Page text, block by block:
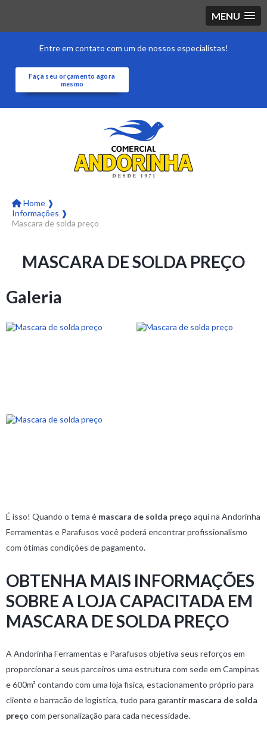
MENU
Entre em contato com um de nossos especialistas!
Faça seu orçamento agora
mesmo
Home ❱
Informações ❱
Mascara de solda preço
MASCARA DE SOLDA PREÇO
Galeria
É isso! Quando o tema é mascara de solda preço aqui na Andorinha
Ferramentas e Parafusos você poderá encontrar profissionalismo
com ótimas condições de pagamento.
OBTENHA MAIS INFORMAÇÕES
SOBRE A LOJA CAPACITADA EM
MASCARA DE SOLDA PREÇO
A Andorinha Ferramentas e Parafusos objetiva seus reforços em
proporcionar a seus parceiros uma estrutura com sede em Campinas
e 600m² contando com uma loja fisica, estacionamento próprio para
cliente e barracão de logistica, tudo para garantir mascara de solda
preço com personalização para cada necessidade.